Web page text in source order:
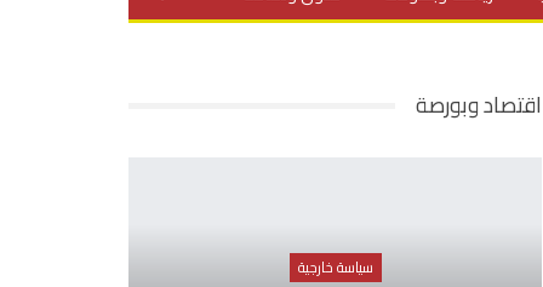
اقتصاد وبورصة
سياسة خارجية